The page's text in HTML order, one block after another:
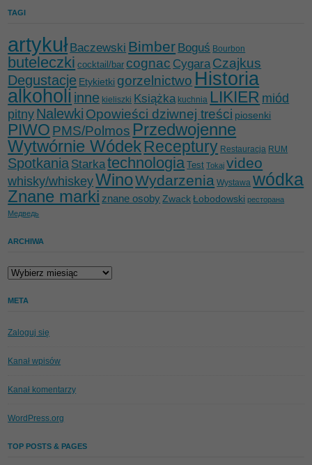
TAGI
artykułBaczewski Bimber Boguś Bourbon
buteleczki cocktail/bar cognac Cygara Czajkus
Degustacje Etykietki gorzelnictwo Historia
alkoholi inne kieliszki Książka kuchnia LIKIER miód
pitny Nalewki Opowieści dziwnej treści piosenki
PIWO PMS/Polmos Przedwojenne
Wytwórnie WódekReceptury Restauracja RUM
Spotkania Starkatechnologia Test Tokaj video
whisky/whiskeyWinoWydarzenia Wystawa wódka
Znane marki znane osoby Zwack Łobodowski ресторана
Медведь
ARCHIWA
Archiwa
META
Zaloguj się
Kanał wpisów
Kanał komentarzy
WordPress.org
TOP POSTS & PAGES